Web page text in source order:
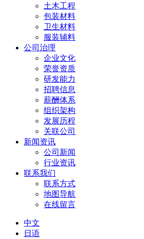
土木工程
包装材料
卫生材料
服装辅料
公司治理
企业文化
荣誉资质
研发能力
招聘信息
薪酬体系
组织架构
发展历程
关联公司
新闻资讯
公司新闻
行业资讯
联系我们
联系方式
地图导航
在线留言
中文
日语